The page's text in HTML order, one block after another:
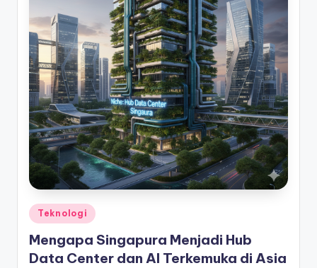
Posted
in
Teknologi
Mengapa Singapura Menjadi Hub
Data Center dan AI Terkemuka di Asia